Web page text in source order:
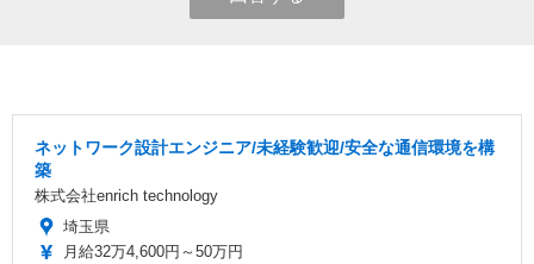
ネットワーク設計エンジニア/未経験歓迎/安全な通信環境を構
築
株式会社enrich technology
埼玉県
月給32万4,600円～50万円